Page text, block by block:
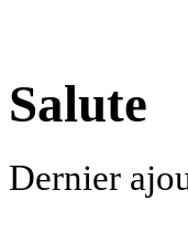
Salute
Dernier